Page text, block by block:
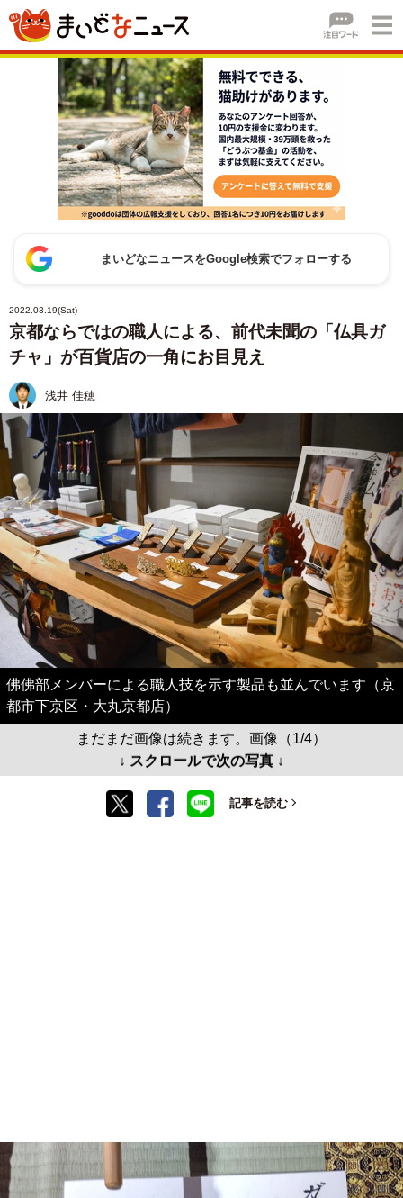
まいどなニュースをGoogle検索でフォローする
2022.03.19(Sat)
京都ならではの職人による、前代未聞の「仏具ガ
チャ」が百貨店の一角にお目見え
浅井 佳穂
佛佛部メンバーによる職人技を示す製品も並んでいます（京
都市下京区・大丸京都店）
まだまだ画像は続きます。画像（1/4）
↓ スクロールで次の写真 ↓
記事を読む